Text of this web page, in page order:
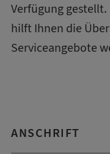
Verfügung
hilft Ihnen die
Serviceangebote
ANSCHRIFT